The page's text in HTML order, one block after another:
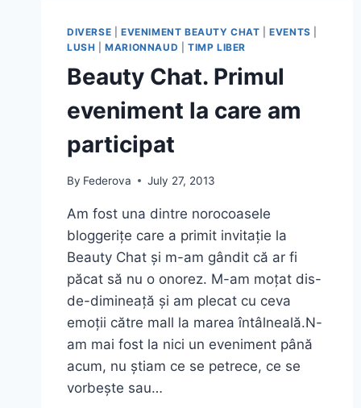
FETE,
AROME
“CADOURI
EA”
DIVERSE EVENIMENT BEAUTY CHAT |EVENTS
LUSH |MARIONNAUD TIMP LIBER
Beauty Chat. Primul
eveniment la care am
participat
By Federova July 27, 2013
Am fost una dintre norocoasele
bloggerițe care a primit invitație la
Beauty Chat și m-am gândit că ar fi
păcat să nu o onorez. M-am moțat dis-
de-dimineață și am plecat cu ceva
emoții către mall la marea întâlneală.N-
am mai fost la nici un eveniment până
acum, nu știam ce se petrece, ce se
vorbește sau…